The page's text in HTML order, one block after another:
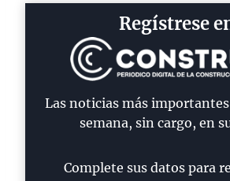
Regístrese
Las noticias más
semana, sin cargo, en
Complete sus datos para